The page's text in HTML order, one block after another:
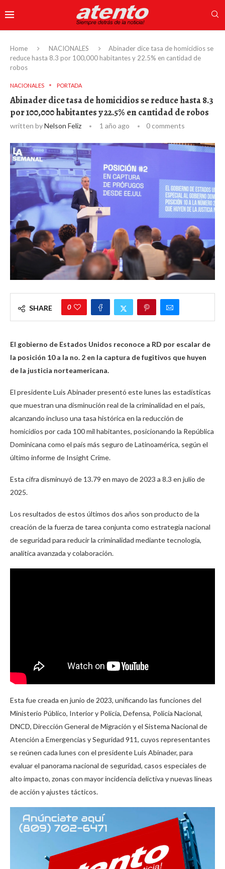
Home NACIONALES
Abinader dice tasa de homicidios se
reduce hasta 8.3 por 100,000 habitantes y 22.5% en cantidad de
robos
NACIONALES PORTADA
Abinader dice tasa de homicidios se reduce hasta 8.3
por 100,000 habitantes y 22.5% en cantidad de robos
written byNelson Feliz 1 año ago 0 comments
SHARE 0
El gobierno de Estados Unidos reconoce a RD por escalar de
la posición 10 a la no. 2 en la captura de fugitivos que huyen
de la justicia norteamericana.
El presidente Luis Abinader presentó este lunes las estadísticas
que muestran una disminución real de la criminalidad en el país,
alcanzando incluso una tasa histórica en la reducción de
homicidios por cada 100 mil habitantes, posicionando la República
Dominicana como el país más seguro de Latinoamérica, según el
último informe de Insight Crime.
Esta cifra disminuyó de 13.79 en mayo de 2023 a 8.3 en julio de
2025.
Los resultados de estos últimos dos años son producto de la
creación de la fuerza de tarea conjunta como estrategia nacional
de seguridad para reducir la criminalidad mediante tecnología,
analítica avanzada y colaboración.
Esta fue creada en junio de 2023, unificando las funciones del
Ministerio Público, Interior y Policía, Defensa, Policía Nacional,
DNCD, Dirección General de Migración y el Sistema Nacional de
Atención a Emergencias y Seguridad 911, cuyos representantes
se reúnen cada lunes con el presidente Luis Abinader, para
evaluar el panorama nacional de seguridad, casos especiales de
alto impacto, zonas con mayor incidencia delictiva y nuevas líneas
de acción y ajustes tácticos.